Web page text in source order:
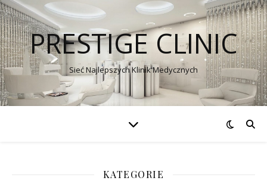
PRESTIGE CLINIC
Sieć Najlepszych Klinik Medycznych
KATEGORIE